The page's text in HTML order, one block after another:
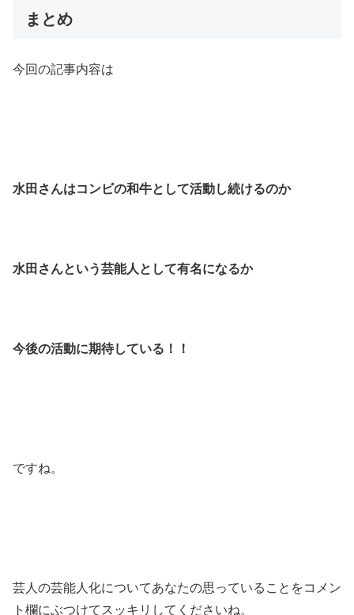
まとめ
今回の記事内容は
水田さんはコンビの和牛として活動し続けるのか
水田さんという芸能人として有名になるか
今後の活動に期待している！！
ですね。
芸人の芸能人化についてあなたの思っていることをコメン
ト欄にぶつけてスッキリしてくださいね。